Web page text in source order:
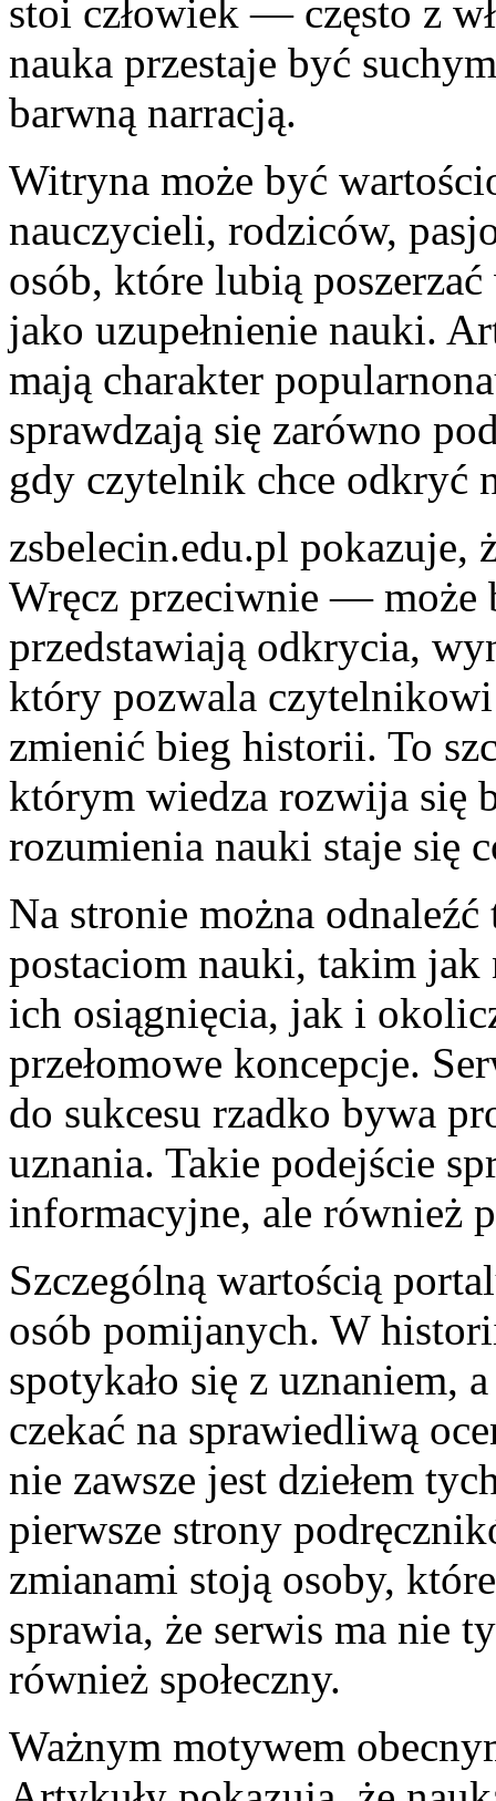
stoi człowiek — często z
nauka przestaje być
barwną narracją.
Witryna może być
nauczycieli, rodziców,
osób, które lubią
jako uzupełnienie nauki.
mają charakter
sprawdzają się zarówno
gdy czytelnik chce odkryć
zsbelecin.edu.pl pokazuje,
Wręcz przeciwnie — może
przedstawiają odkrycia,
który pozwala
zmienić bieg historii. To
którym wiedza rozwija się
rozumienia nauki staje się
Na stronie można
postaciom nauki, takim
ich osiągnięcia, jak i
przełomowe koncepcje.
do sukcesu rzadko bywa
uznania. Takie podejście
informacyjne, ale również
Szczególną wartością
osób pomijanych. W
spotykało się z uznaniem,
czekać na sprawiedliwą
nie zawsze jest dziełem
pierwsze strony
zmianami stoją osoby,
sprawia, że serwis ma nie
również społeczny.
Ważnym motywem